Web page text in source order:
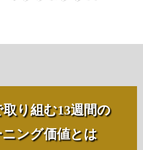
り組む13週間の
ング価値とは